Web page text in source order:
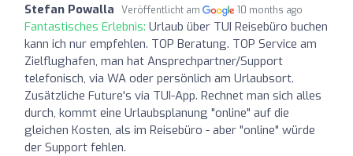
Stefan Powalla Veröffentlicht am 10 months ago
Fantastisches Erlebnis: Urlaub über TUI Reisebüro buchen
kann ich nur empfehlen. TOP Beratung. TOP Service am
Zielflughafen, man hat Ansprechpartner/Support
telefonisch, via WA oder persönlich am Urlaubsort.
Zusätzliche Future's via TUI-App. Rechnet man sich alles
durch, kommt eine Urlaubsplanung "online" auf die
gleichen Kosten, als im Reisebüro - aber "online" würde
der Support fehlen.